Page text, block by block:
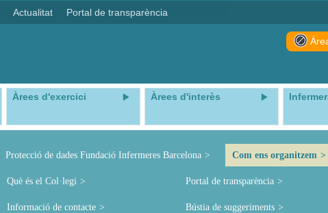
Actualitat Portal de transparència
Àrees d'exercici Àrees d'interès
Protecció de dades Fundació Infermeres Barcelona Com ens organitzem
Què és el Col·legi Portal de transparència
Informació de contacte Bústia de suggeriments